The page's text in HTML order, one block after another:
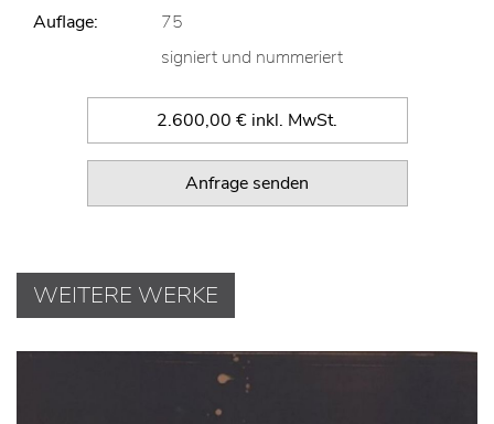
Auflage:
75
signiert und nummeriert
2.600,00 € inkl. MwSt.
Anfrage senden
WEITERE WERKE